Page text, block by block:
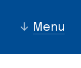
↓ Menu